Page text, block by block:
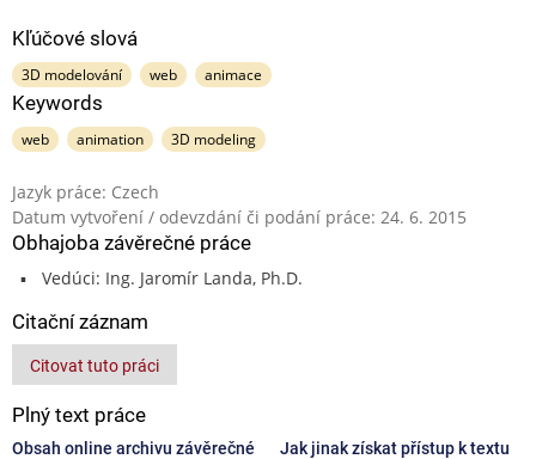
Kľúčové slová
3D modelování web animace
Keywords
web animation 3D modeling
Jazyk práce: Czech
Datum vytvoření / odevzdání či podání práce: 24. 6. 2015
Obhajoba závěrečné práce
Vedúci: Ing. Jaromír Landa, Ph.D.
Citační záznam
Citovat tuto práci
Plný text práce
Obsah online archivu závěrečné
Jak jinak získat přístup k textu